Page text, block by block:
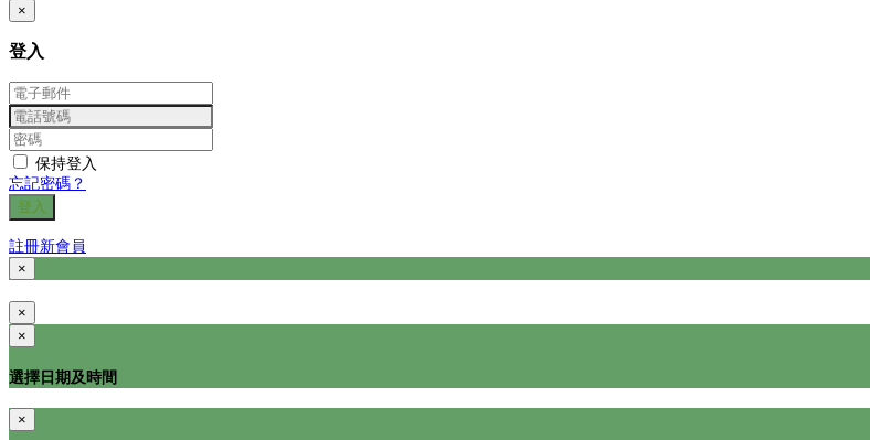
×
登入
保持登入
忘記密碼？
登入
註冊新會員
×
×
×
選擇日期及時間
×